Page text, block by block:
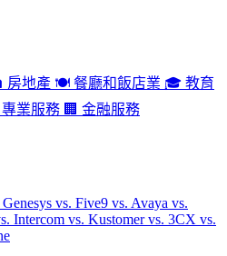
房地產 🍽️ 餐廳和飯店業 🎓 教育
專業服務 🏢 金融服務
vs. Five9 vs. Avaya vs.
Intercom vs. Kustomervs. 3CX vs.